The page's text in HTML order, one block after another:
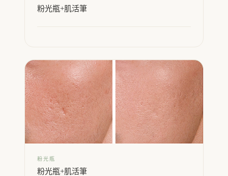
粉光瓶+肌活筆
粉光瓶
粉光瓶+肌活筆